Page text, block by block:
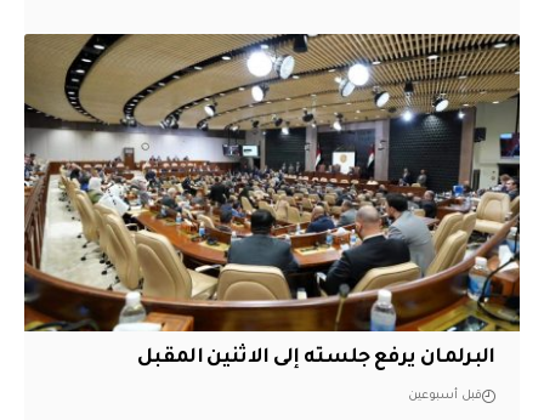
البرلمان يرفع جلسته إلى الاثنين المقبل
قبل أسبوعين